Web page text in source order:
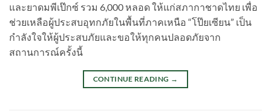
และยาดมพีเป๊กซ์ รวม 6,000 หลอด ให้แก่สภากาชาดไทย เพื่อ
ช่วยเหลือผู้ประสบอุทกภัยในพื้นที่ภาคเหนือ “โป๊ยเซียน” เป็น
กำลังใจให้ผู้ประสบภัยและขอให้ทุกคนปลอดภัยจาก
สถานการณ์ครั้งนี้
CONTINUE READING →